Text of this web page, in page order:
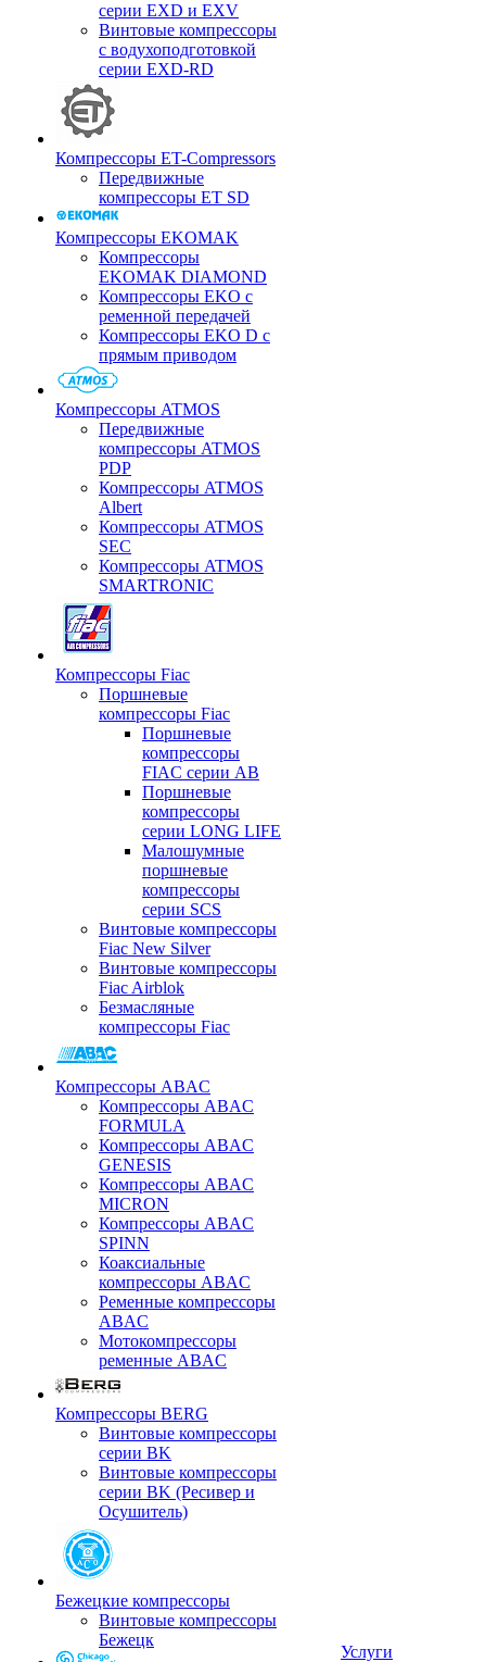
серии EXD и EXV
Винтовые компрессоры
с водухоподготовкой
серии EXD-RD
Компрессоры ET-Compressors
Передвижные
компрессоры ET SD
Компрессоры EKOMAK
Компрессоры
EKOMAK DIAMOND
Компрессоры EKO c
ременной передачей
Компрессоры EKO D с
прямым приводом
Компрессоры ATMOS
Передвижные
компрессоры ATMOS
PDP
Компрессоры ATMOS
Albert
Компрессоры ATMOS
SEC
Компрессоры ATMOS
SMARTRONIC
Компрессоры Fiac
Поршневые
компрессоры Fiac
Поршневые
компрессоры
FIAC серии AB
Поршневые
компрессоры
серии LONG LIFE
Малошумные
поршневые
компрессоры
серии SCS
Винтовые компрессоры
Fiac New Silver
Винтовые компрессоры
Fiac Airblok
Безмасляные
компрессоры Fiac
Компрессоры ABAC
Компрессоры ABAC
FORMULA
Компрессоры ABAC
GENESIS
Компрессоры ABAC
MICRON
Компрессоры ABAC
SPINN
Коаксиальные
компрессоры ABAC
Ременные компрессоры
ABAC
Мотокомпрессоры
ременные ABAC
Компрессоры BERG
Винтовые компрессоры
серии BK
Винтовые компрессоры
серии BK (Ресивер и
Осушитель)
Бежецкие компрессоры
Винтовые компрессоры
Бежецк
Услуги